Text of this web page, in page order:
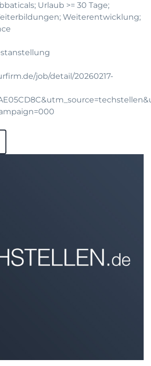
Urlaub >= 30 Tage;
Weiterentwicklung;
job/detail/20260217-